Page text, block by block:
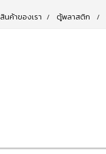
สินค้าของเรา ตู้พลาสติก